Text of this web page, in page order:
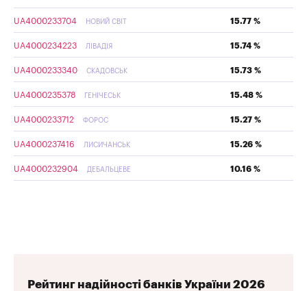
UA4000233704 НОВИЙ СВІТ 15.77 %
UA4000234223 ЛІВАДІЯ 15.74 %
UA4000233340 СКАДОВСЬК 15.73 %
UA4000235378 ГЕНІЧЕСЬК 15.48 %
UA4000233712 ФОРОС 15.27 %
UA4000237416 ЛИСИЧАНСЬК 15.26 %
UA4000232904 ДЕБАЛЬЦЕВЕ 10.16 %
Рейтинг надійності банків України 2026